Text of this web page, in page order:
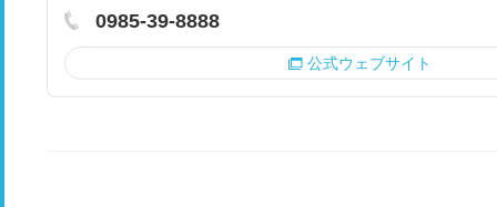
0985-39-8888
公式ウェブサイト